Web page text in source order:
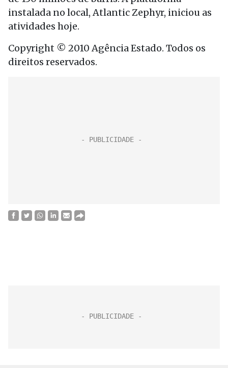
instalada no local, Atlantic Zephyr, iniciou as
atividades hoje.
Copyright © 2010 Agência Estado. Todos os
direitos reservados.